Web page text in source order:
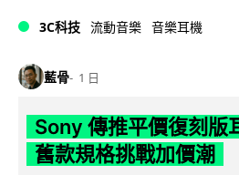
3C科技 流動音樂 音樂耳機
藍骨 1 日
Sony 傳推平價復刻
舊款規格挑戰加價潮